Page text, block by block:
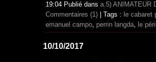
19:04 Publié dans a.5) ANIMATEUR
Commentaires (1) | Tags : le cabaret
emanuel campo, perrin langda, le
10/10/2017